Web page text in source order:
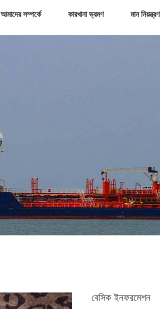
আমাদের সম্পর্কে কারখানা ভ্রমণ মান নিয়ন্ত্রণ
বেসিক ইনফরমেশন